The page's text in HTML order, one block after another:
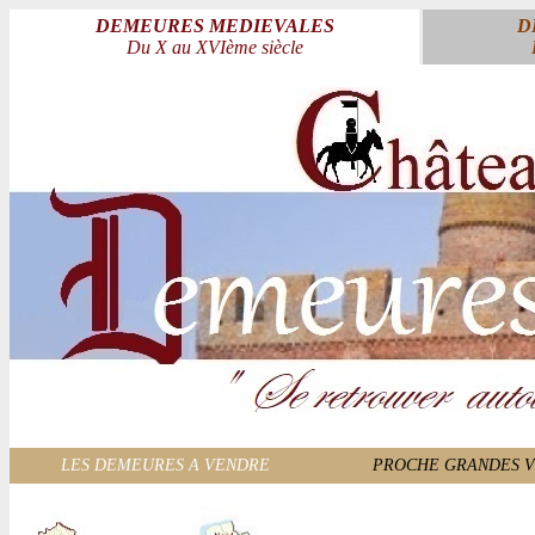
DEMEURES MEDIEVALES
Du X au XVIème siècle
LES DEMEURES A VENDRE PROCHE GRANDES